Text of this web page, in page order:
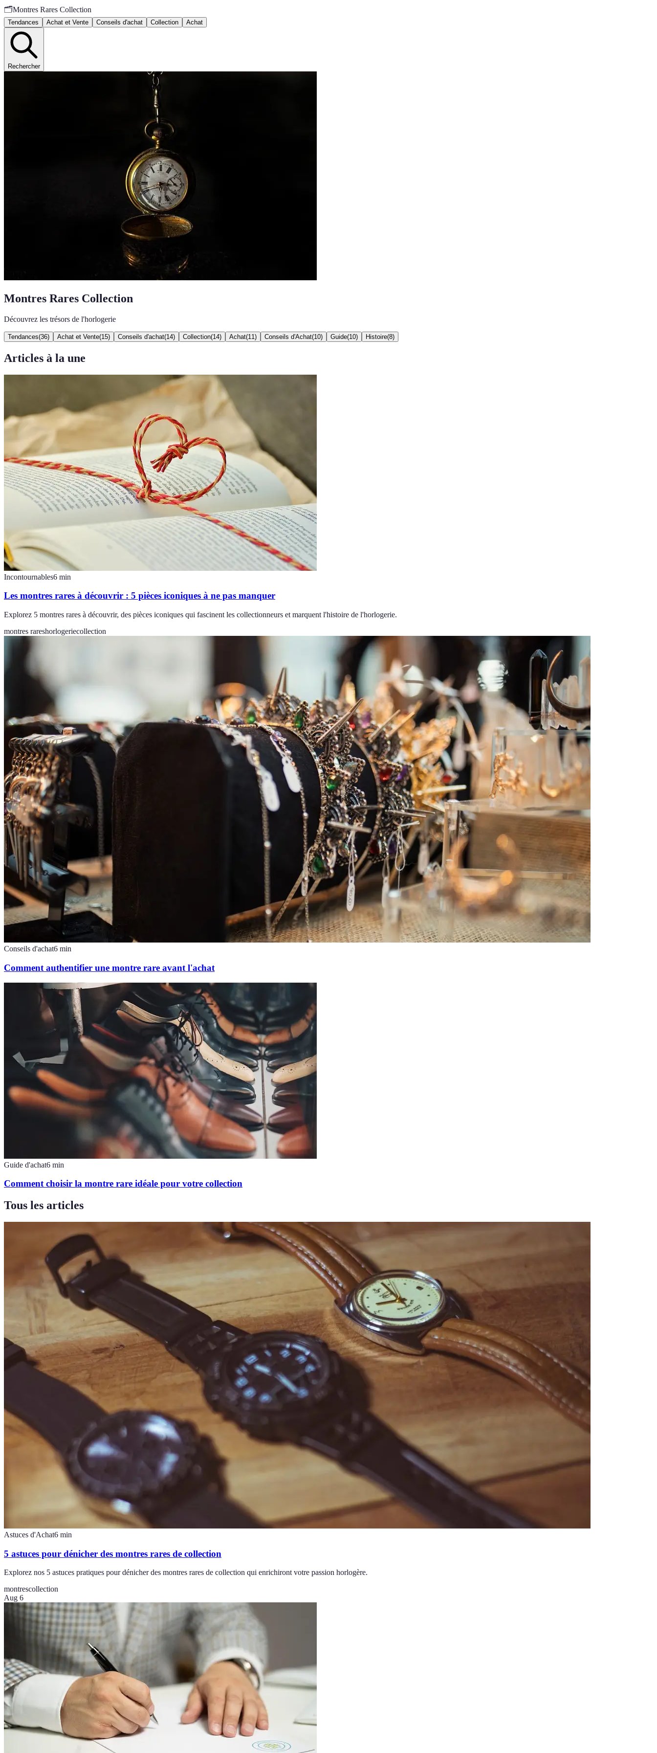
🗂️Montres Rares Collection
Tendances Achat et Vente Conseils d'achat Collection Achat
Rechercher
Montres Rares Collection
Découvrez les trésors de l'horlogerie
Tendances(36) Achat et Vente(15) Conseils d'achat(14) Collection(14) Achat(11 ) Conseils d'Achat(10) Guide(10) Histoire(8)
Articles à la une
Incontournables6 min
Les montres rares à découvrir : 5 pièces iconiques à ne pas manquer
Explorez 5 montres rares à découvrir, des pièces iconiques qui fascinent les collectionneurs et marquent l'histoire de l'horlogerie.
montres rareshorlogeriecollection
Conseils d'achat6 min
Comment authentifier une montre rare avant l'achat
Guide d'achat6 min
Comment choisir la montre rare idéale pour votre collection
Tous les articles
Astuces d'Achat6 min
5 astuces pour dénicher des montres rares de collection
Explorez nos 5 astuces pratiques pour dénicher des montres rares de collection qui enrichiront votre passion horlogère.
montrescollection
Aug 6